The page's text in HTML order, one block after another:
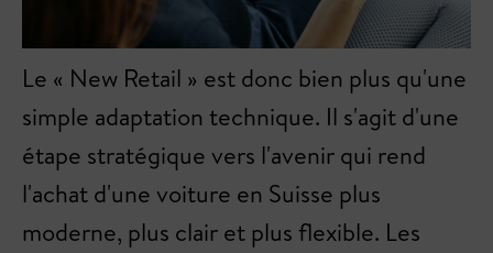
Le « New Retail » est donc bien plus qu'une
simple adaptation technique. Il s'agit d'une
étape stratégique vers l'avenir qui rend
l'achat d'une voiture en Suisse plus
moderne, plus clair et plus flexible. Les